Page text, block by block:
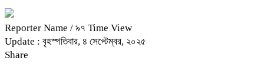
Reporter Name / ৯৭ Time View
Update : বৃহস্পতিবার, ৪ সেপ্টেম্বর, ২০২৫
Share